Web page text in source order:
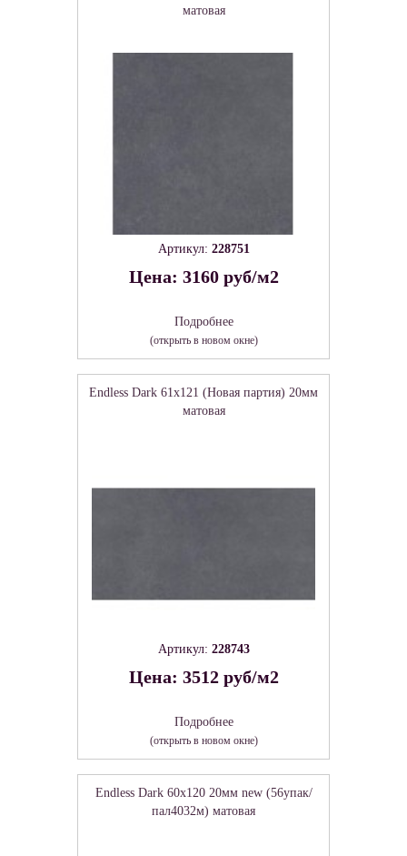
матовая
Артикул: 228751
Цена: 3160 руб/м2
Подробнее
(открыть в новом окне)
Endless Dark 61х121 (Новая партия) 20мм
матовая
Артикул: 228743
Цена: 3512 руб/м2
Подробнее
(открыть в новом окне)
Endless Dark 60х120 20мм new (56упак/
пал4032м) матовая